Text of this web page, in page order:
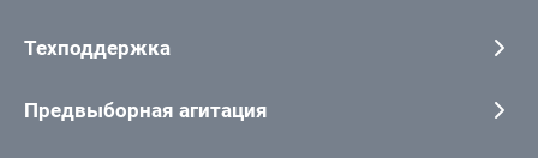
Техподдержка
Предвыборная агитация